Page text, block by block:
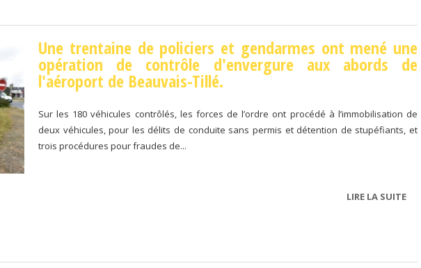
Une trentaine de policiers et gendarmes ont mené une
opération de contrôle d'envergure aux abords de
l'aéroport de Beauvais-Tillé.
Sur les 180 véhicules contrôlés, les forces de l’ordre ont procédé à l’immobilisation de
deux véhicules, pour les délits de conduite sans permis et détention de stupéfiants, et
trois procédures pour fraudes de...
LIRE LA SUITEDE